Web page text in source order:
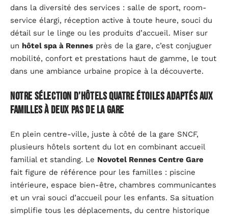
dans la diversité des services : salle de sport, room-
service élargi, réception active à toute heure, souci du
détail sur le linge ou les produits d’accueil. Miser sur
un hôtel spa à Rennes près de la gare, c’est conjuguer
mobilité, confort et prestations haut de gamme, le tout
dans une ambiance urbaine propice à la découverte.
Notre sélection d’hôtels quatre étoiles adaptés aux
familles à deux pas de la gare
En plein centre-ville, juste à côté de la gare SNCF,
plusieurs hôtels sortent du lot en combinant accueil
familial et standing. Le Novotel Rennes Centre Gare
fait figure de référence pour les familles : piscine
intérieure, espace bien-être, chambres communicantes
et un vrai souci d’accueil pour les enfants. Sa situation
simplifie tous les déplacements, du centre historique